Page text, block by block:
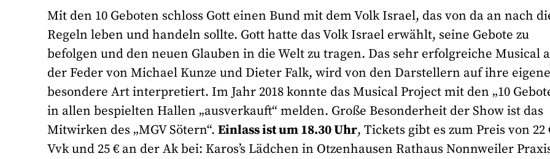
Mit den 10 Geboten schloss Gott einen Bund mit dem Volk Israel, das von da an nach
Regeln leben und handeln sollte. Gott hatte das Volk Israel erwählt, seine Gebote zu
befolgen und den neuen Glauben in die Welt zu tragen. Das sehr erfolgreiche Musical
der Feder von Michael Kunze und Dieter Falk, wird von den Darstellern auf ihre
besondere Art interpretiert. Im Jahr 2018 konnte das Musical Project mit den „10
in allen bespielten Hallen „ausverkauft“ melden. Große Besonderheit der Show ist das
Mitwirken des „MGV Sötern“.Einlass ist um 18.30 Uhr, Tickets gibt es zum Preis von 22
Vvk und 25 € an der Ak bei: Karos’s Lädchen in Otzenhausen Rathaus Nonnweiler